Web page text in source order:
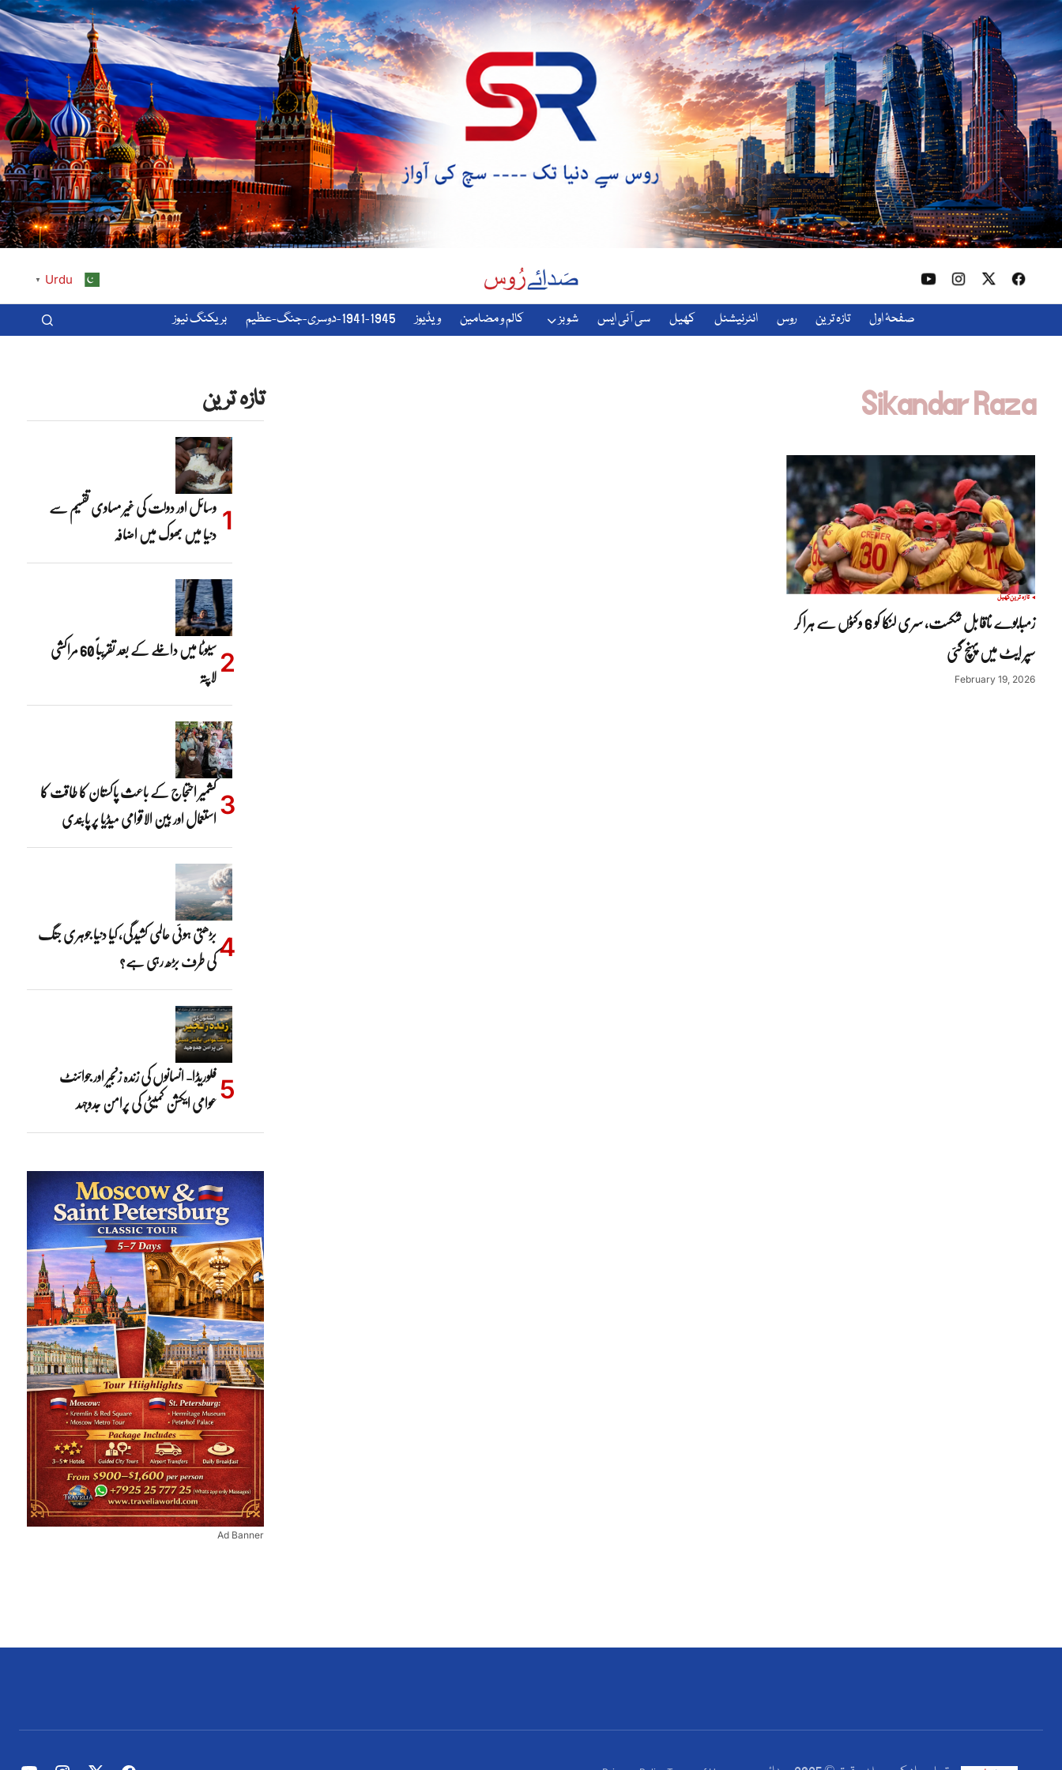
Urdu
▼
صفحۂ اول تازہ ترین روس انٹرنیشنل کھیل سی آئی ایس شوبز کالم و مضامین ویڈیوز 1941-1945-دوسری-جنگ-عظیم بریکنگ نیوز
Sikandar Raza
تازہ ترینکھیل
زمبابوے ناقابل شکست، سری لنکا کو 6 وکٹوں سے ہرا کر
سپر ایٹ میں پہنچ گئی
February 19, 2026
تازہ ترین
وسائل اور دولت کی غیر مساوی تقسیم سے
دنیا میں بھوک میں اضافہ
سیوٹا میں داخلے کے بعد تقریباً 60 مراکشی
لاپتہ
کشمیر احتجاج کے باعث پاکستان کا طاقت کا
استعمال اور بین الاقوامی میڈیا پر پابندی
بڑھتی ہوئی عالمی کشیدگی، کیا دنیا جوہری جنگ
کی طرف بڑھ رہی ہے؟
فلوریڈا- انسانوں کی زندہ زنجیر اور جوائنٹ
عوامی ایکشن کمیٹی کی پرامن جدوجہد
Ad Banner